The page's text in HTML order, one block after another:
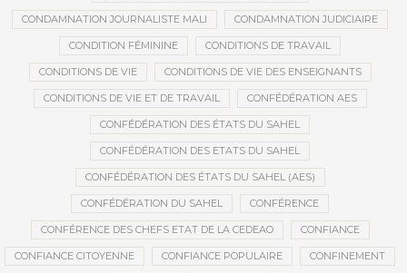
CONDAMNATION JOURNALISTE MALI CONDAMNATION JUDICIAIRE
CONDITION FÉMININE CONDITIONS DE TRAVAIL
CONDITIONS DE VIE CONDITIONS DE VIE DES ENSEIGNANTS
CONDITIONS DE VIE ET DE TRAVAIL CONFÉDÉRATION AES
CONFÉDÉRATION DES ÉTATS DU SAHEL
CONFÉDÉRATION DES ETATS DU SAHEL
CONFÉDÉRATION DES ÉTATS DU SAHEL (AES)
CONFÉDÉRATION DU SAHEL CONFÉRENCE
CONFÉRENCE DES CHEFS ETAT DE LA CEDEAO CONFIANCE
CONFIANCE CITOYENNE CONFIANCE POPULAIRE CONFINEMENT